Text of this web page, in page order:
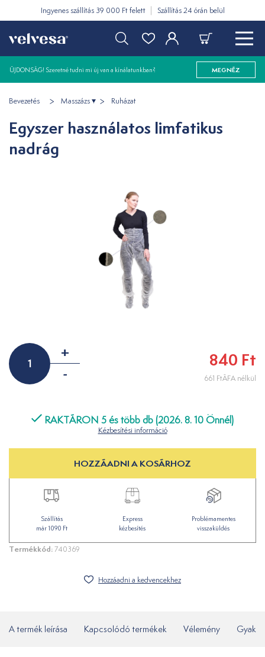
Ingyenes szállítás 39 000 Ft felett Szállítás 24 órán belül
ÚJDONSÁG! Szeretné tudni mi új van a kínálatunkban? MEGNÉZ
Bevezetés Masszázs Ruházat
Egyszer használatos limfatikus
nadrág
+
-
840 Ft
661 FtÁFA nélkül
RAKTÁRON 5 és több db (2026. 8. 10 Önnél)
Kézbesítési információ
HOZZÁADNI A KOSÁRHOZ
Szállítás
már 1090 Ft
Express
kézbesítés
Problémamentes
visszaküldés
Termékkód:740369
Hozzáadni a kedvencekhez
A termék leírása Kapcsolódó termékek Vélemény